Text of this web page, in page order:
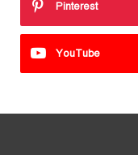
Pinterest
YouTube